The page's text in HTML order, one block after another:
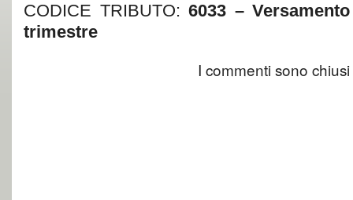
CODICE TRIBUTO: 6033 –
trimestre
I commenti sono chiusi